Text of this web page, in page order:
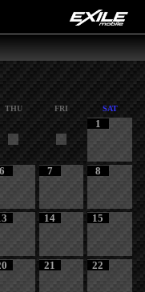
THU FRI SAT
1
6 7 8
14 15
21 22